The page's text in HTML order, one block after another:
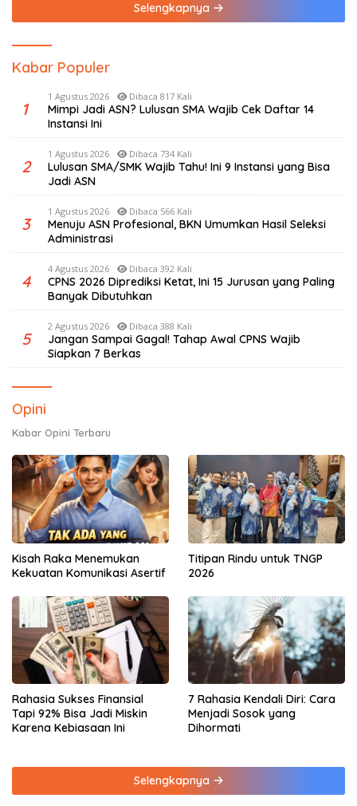
Selengkapnya
Kabar Populer
1
1 Agustus 2026 Dibaca 817 Kali
Mimpi Jadi ASN? Lulusan SMA Wajib Cek Daftar 14
Instansi Ini
2
1 Agustus 2026 Dibaca 734 Kali
Lulusan SMA/SMK Wajib Tahu! Ini 9 Instansi yang Bisa
Jadi ASN
3
1 Agustus 2026 Dibaca 566 Kali
Menuju ASN Profesional, BKN Umumkan Hasil Seleksi
Administrasi
4
4 Agustus 2026 Dibaca 392 Kali
CPNS 2026 Diprediksi Ketat, Ini 15 Jurusan yang Paling
Banyak Dibutuhkan
5
2 Agustus 2026 Dibaca 388 Kali
Jangan Sampai Gagal! Tahap Awal CPNS Wajib
Siapkan 7 Berkas
Opini
Kabar Opini Terbaru
Kisah Raka Menemukan
Kekuatan Komunikasi Asertif
Titipan Rindu untuk TNGP
2026
Rahasia Sukses Finansial
Tapi 92% Bisa Jadi Miskin
Karena Kebiasaan Ini
7 Rahasia Kendali Diri: Cara
Menjadi Sosok yang
Dihormati
Selengkapnya